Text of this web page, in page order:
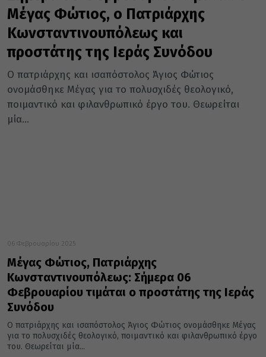
Μέγας Φώτιος, ο Πατριάρχης
Κωνσταντινουπόλεως και
προστάτης της Ιεράς Συνόδου
Ο πατριάρχης και ισαπόστολος Άγιος Φώτιος
ονομάσθηκε Μέγας για το πολυσχιδές θεολογικό,
ποιμαντικό και φιλανθρωπικό έργο του. Θεωρείται
μία...
06 Φεβρουαρίου 2025
Μέγας Φώτιος, Πατριάρχης
Κωνσταντινουπόλεως: Σήμερα 06
Φεβρουαρίου τιμάται ο προστάτης της Ιεράς
Συνόδου
Ο πατριάρχης και ισαπόστολος Άγιος Φώτιος ονομάσθηκε Μέγας
για το πολυσχιδές θεολογικό, ποιμαντικό και φιλανθρωπικό έργο
του. Θεωρείται μία...